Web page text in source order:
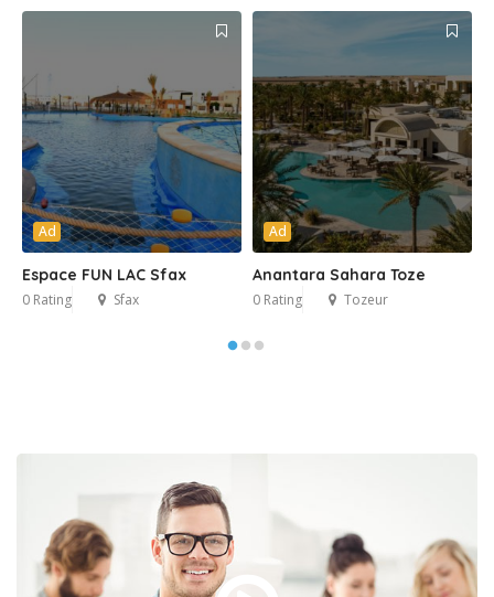
Ad
Espace FUN LAC Sfax
0 Rating Sfax
Ad
Anantara Sahara Toze
0 Rating Tozeur